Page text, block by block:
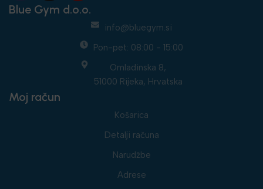
Blue Gym d.o.o.
info@bluegym.si
Pon-pet: 08:00 - 15:00
Omladinska 8,
51000 Rijeka, Hrvatska
Moj račun
Košarica
Detalji računa
Narudžbe
Adrese